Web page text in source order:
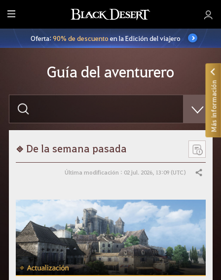
T
o
d
Oferta:90% de descuentoen la Edición del viajero
Guía del aventurero
r
i
De la semana pasada
Última modificación : 02 jul. 2026, 13:09 (UTC) Compartir
Más información